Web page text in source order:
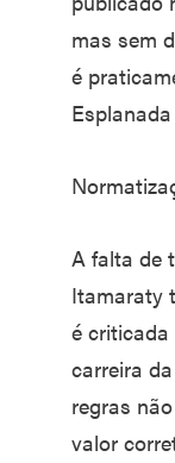
mas sem
é
A falta de
Itamaraty
é
carreira
regras
valor